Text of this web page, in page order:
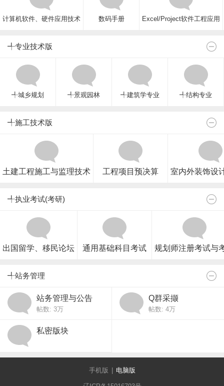
计算机软件、硬件应用技术 数码手册 Excel/Project软件工程应用
╃专业技术版
╃城乡规划 ╃景观园林 ╃建筑学专业 ╃结构专业
╃施工技术版
土建工程施工与监理技术 工程项目预决算 室内外装饰设
╃执业考试(考研)
出国留学、移民论坛 通用基础科目考试 规划师注册考试与
╃站务管理
站务管理与公告
帖数: 3万
Q群采撷
帖数: 4万
私密版块
手机版 电脑版